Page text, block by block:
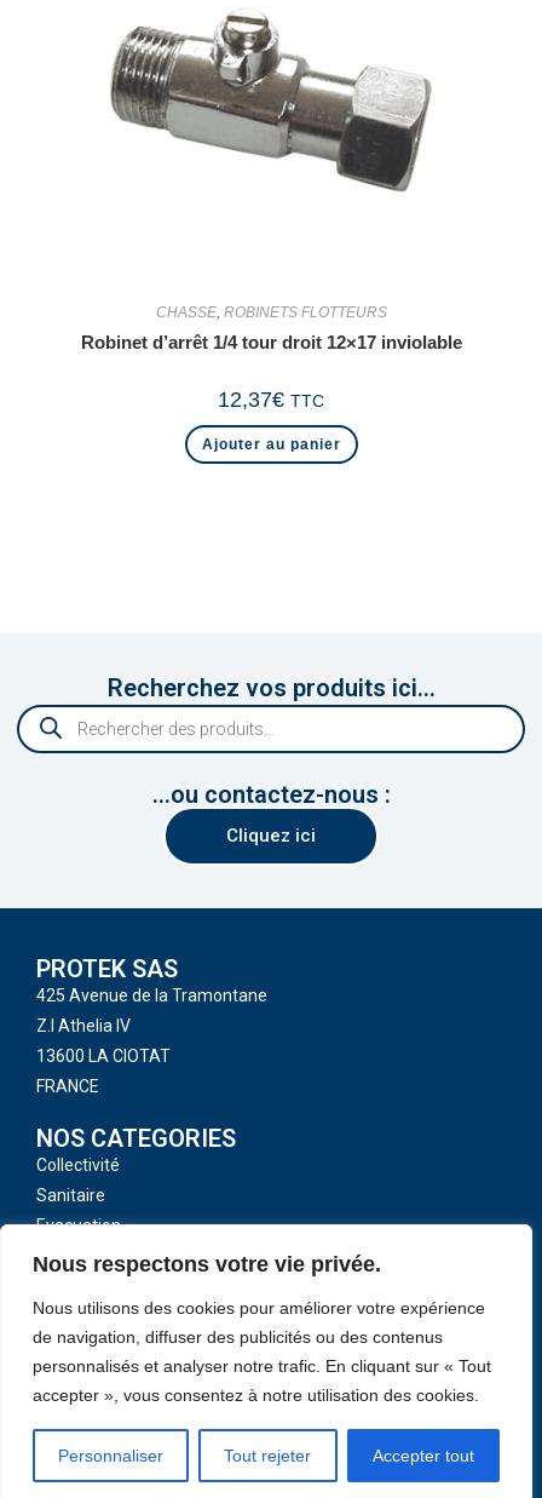
Nous respectons votre vie privée.
Nous utilisons des cookies pour améliorer votre expérience
de navigation, diffuser des publicités ou des contenus
personnalisés et analyser notre trafic. En cliquant sur « Tout
accepter », vous consentez à notre utilisation des cookies.
Personnaliser Tout rejeter Accepter tout
CHASSE, ROBINETS FLOTTEURS
Robinet d’arrêt 1/4 tour droit 12×17 inviolable
12,37€ TTC
Ajouter au panier
Recherchez vos produits ici...
...ou contactez-nous :
Cliquez ici
PROTEK SAS
425 Avenue de la Tramontane
Z.I Athelia IV
13600 LA CIOTAT
FRANCE
NOS CATEGORIES
Collectivité
Sanitaire
Evacuation
Toutes nos catégories
LIENS UTILES
CGV
Mentions légales
Politique de confidentialité
Contactez-Nous
Copyright 2026 © PROTEK SAS